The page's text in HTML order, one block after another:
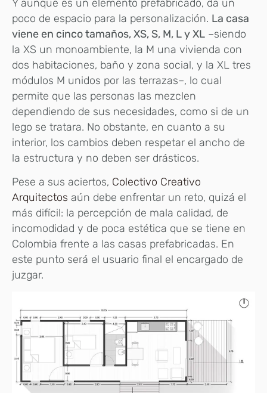
Y aunque es un elemento prefabricado, da un
poco de espacio para la personalización. La casa
viene en cinco tamaños, XS, S, M, L y XL –siendo
la XS un monoambiente, la M una vivienda con
dos habitaciones, baño y zona social, y la XL tres
módulos M unidos por las terrazas–, lo cual
permite que las personas las mezclen
dependiendo de sus necesidades, como si de un
lego se tratara. No obstante, en cuanto a su
interior, los cambios deben respetar el ancho de
la estructura y no deben ser drásticos.
Pese a sus aciertos, Colectivo Creativo
Arquitectos aún debe enfrentar un reto, quizá el
más difícil: la percepción de mala calidad, de
incomodidad y de poca estética que se tiene en
Colombia frente a las casas prefabricadas. En
este punto será el usuario final el encargado de
juzgar.